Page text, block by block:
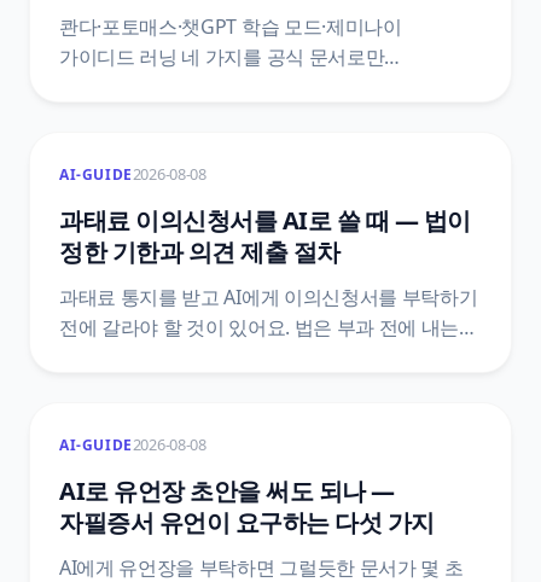
콴다·포토매스·챗GPT 학습 모드·제미나이
가이디드 러닝 네 가지를 공식 문서로만
지목해요. 재촬영 4가지 조건과 검산 3단계까지
정리했어요.
AI-GUIDE2026-08-08
과태료 이의신청서를 AI로 쓸 때 — 법이
정한 기한과 의견 제출 절차
과태료 통지를 받고 AI에게 이의신청서를 부탁하기
전에 갈라야 할 것이 있어요. 법은 부과 전에 내는
그다음 절차가 통째로 달라져요.
질서위반행위규제법 조문 원문으로 정리했어요.
AI-GUIDE2026-08-08
AI로 유언장 초안을 써도 되나 —
자필증서 유언이 요구하는 다섯 가지
AI에게 유언장을 부탁하면 그럴듯한 문서가 몇 초